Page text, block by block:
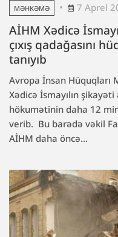
MƏHKƏMƏ 7 Aprel
AİHM Xədicə
çıxış qadağasını
tanıyıb
Avropa İnsan Hüquqları
Xədicə İsmayılın
hökumətinin daha 12
verib. Bu barədə vəkil
AİHM daha öncə...